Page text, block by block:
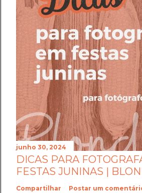
junho 30, 2024
DICAS PARA
FESTAS JUNINAS |
Compartilhar Postar um